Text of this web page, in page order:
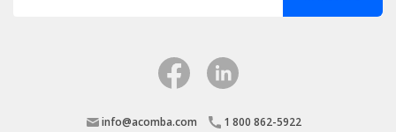
info@acomba.com 1 800 862-5922